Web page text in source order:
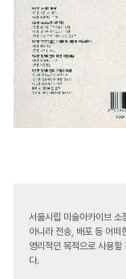
서울시립 미술아카이브 소
아니라 전송, 배포 등 어떠
영리적인 목적으로 사용할
다.